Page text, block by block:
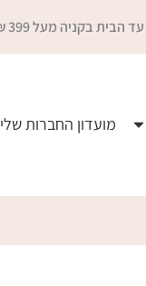
בקניה מעל 399 ₪
מועדון החברות שלי